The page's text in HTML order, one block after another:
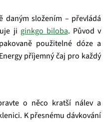
daným složením – převládá
ji ginkgo biloba. Původ v
použitelné dóze a
příjemný čaj pro každý
o něco kratší nálev a
K přesnému dávkování